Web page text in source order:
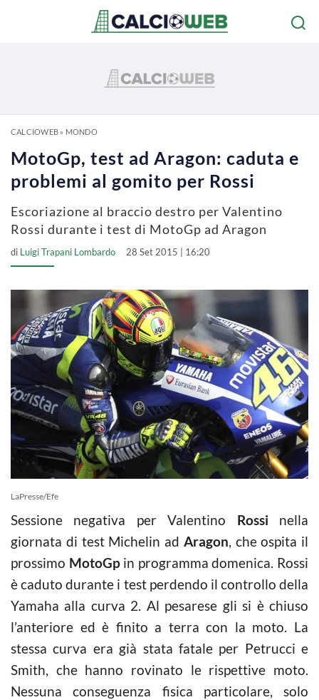
CALCIOWEB» MONDO
MotoGp, test ad Aragon: caduta e
problemi al gomito per Rossi
Escoriazione al braccio destro per Valentino
Rossi durante i test di MotoGp ad Aragon
di Luigi Trapani Lombardo 28 Set 2015 | 16:20
LaPresse/Efe
Sessione negativa per Valentino Rossi nella
giornata di test Michelin ad Aragon, che ospita il
prossimo MotoGpin programma domenica. Rossi
è caduto durante i test perdendo il controllo della
Yamaha alla curva 2. Al pesarese gli si è chiuso
l’anteriore ed è finito a terra con la moto. La
stessa curva era già stata fatale per Petrucci e
Smith, che hanno rovinato le rispettive moto.
Nessuna conseguenza fisica particolare, solo